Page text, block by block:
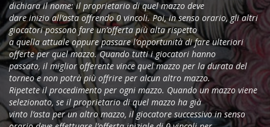
dichiara il nome: il proprietario di quel mazzo deve
dare inizio all’asta offrendo 0 vincoli. Poi, in senso orario, gli altri
giocatori possono fare un’offerta più alta rispetto
a quella attuale oppure passare l’opportunità di fare ulteriori
offerte per quel mazzo. Quando tutti i giocatori hanno
passato, il miglior offerente vince quel mazzo per la durata del
torneo e non potrà più offrire per alcun altro mazzo.
Ripetete il procedimento per ogni mazzo. Quando un mazzo viene
selezionato, se il proprietario di quel mazzo ha già
vinto l’asta per un altro mazzo, il giocatore successivo in senso